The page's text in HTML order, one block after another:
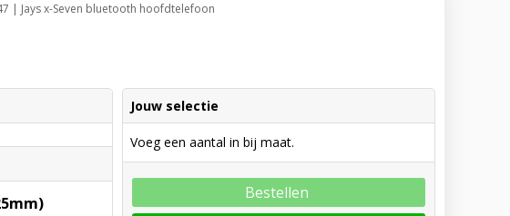
| Jays x-Seven bluetooth hoofdtelefoon
Jouw selectie
Voeg een aantal in bij maat.
Bestellen